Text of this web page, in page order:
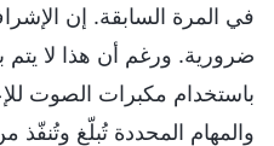
في المرة السابقة. إن
ضرورية. ورغم أن هذا لا يتم
باستخدام مكبرات الصوت
والمهام المحددة تُبلّغ